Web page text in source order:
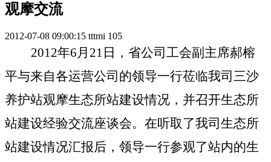
观摩交流
2012-07-08 09:00:15 tttmi 105
2012年6月 21 日，省公司工会副主席郝榕
平与来自各运营公司的领导一行莅临我司三沙
养护站观摩生态所站建设情况，并召开生态所
站建设经验交流座谈会。在听取了我司生态所
站建设情况汇报后，领导一行参观了站内的生